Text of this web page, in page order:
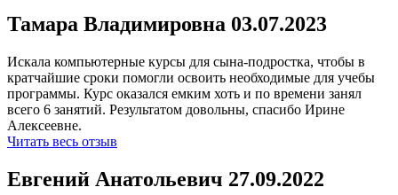
Тамара Владимировна 03.07.2023
Искала компьютерные курсы для сына-подростка, чтобы в
кратчайшие сроки помогли освоить необходимые для учебы
программы. Курс оказался емким хоть и по времени занял
всего 6 занятий. Результатом довольны, спасибо Ирине
Алексеевне.
Читать весь отзыв
Евгений Анатольевич 27.09.2022